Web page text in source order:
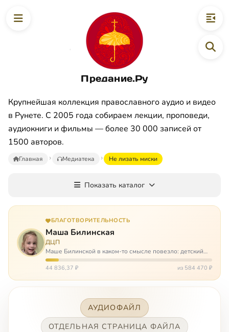
Предание.Ру
Крупнейшая коллекция православного аудио и видео
в Рунете. С 2005 года собираем лекции, проповеди,
аудиокниги и фильмы — более 30 000 записей от
1500 авторов.
Главная Медиатека Не лизать миски
Показать каталог
БЛАГОТВОРИТЕЛЬНОСТЬ
Маша Билинская
ДЦП
Маше Билинской в каком-то смысле повезло: детский
церебральный паралич зацепил её не очень сильно. Но
всё-таки есть диагноз и есть немалые проблемы – Маша
44 836,37 ₽ из 584 470 ₽
АУДИОФАЙЛ
ОТДЕЛЬНАЯ СТРАНИЦА ФАЙЛА